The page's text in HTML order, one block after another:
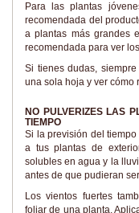
Para las plantas
recomendada del
a plantas más grandes
recomendada para ver
Si tienes dudas,
una sola hoja y ver cómo
NO PULVERIZES LAS
TIEMPO
Si la previsión del
a tus plantas de
solubles en agua y la
antes de que pudieran
Los vientos fuertes
foliar de una planta.